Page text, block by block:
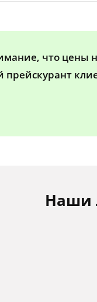
что цены
прейскурант
Наши